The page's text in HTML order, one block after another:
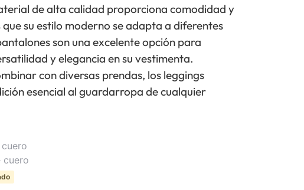
de alta calidad proporciona comodidad y
su estilo moderno se adapta a diferentes
son una excelente opción para
y elegancia en su vestimenta.
con diversas prendas, los leggings
esencial al guardarropa de cualquier
cuero